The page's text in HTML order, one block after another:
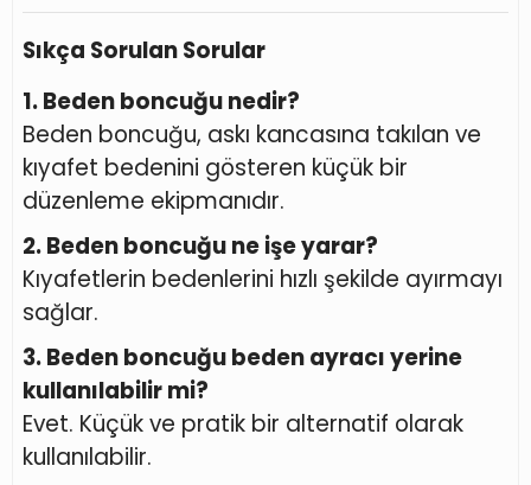
Sıkça Sorulan Sorular
1. Beden boncuğu nedir?
Beden boncuğu, askı kancasına takılan ve
kıyafet bedenini gösteren küçük bir
düzenleme ekipmanıdır.
2. Beden boncuğu ne işe yarar?
Kıyafetlerin bedenlerini hızlı şekilde ayırmayı
sağlar.
3. Beden boncuğu beden ayracı yerine
kullanılabilir mi?
Evet. Küçük ve pratik bir alternatif olarak
kullanılabilir.